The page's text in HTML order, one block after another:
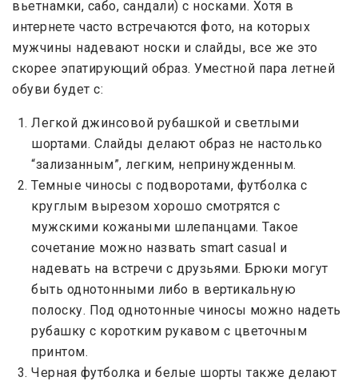
вьетнамки, сабо, сандали) с носками. Хотя в
интернете часто встречаются фото, на которых
мужчины надевают носки и слайды, все же это
скорее эпатирующий образ. Уместной пара летней
обуви будет с:
Легкой джинсовой рубашкой и светлыми
шортами. Слайды делают образ не настолько
“зализанным”, легким, непринужденным.
Темные чиносы с подворотами, футболка с
круглым вырезом хорошо смотрятся с
мужскими кожаными шлепанцами. Такое
сочетание можно назвать smart casual и
надевать на встречи с друзьями. Брюки могут
быть однотонными либо в вертикальную
полоску. Под однотонные чиносы можно надеть
рубашку с коротким рукавом с цветочным
принтом.
Черная футболка и белые шорты также делают